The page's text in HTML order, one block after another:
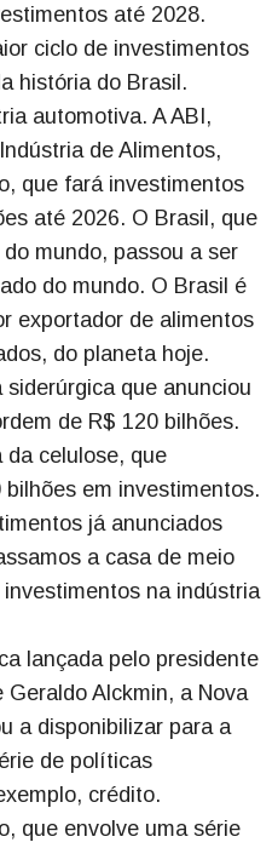
até 2028.
ciclo de investimentos
história do Brasil.
automotiva. A ABI,
de Alimentos,
que fará investimentos
até 2026. O Brasil, que
mundo, passou a ser
do mundo. O Brasil é
exportador de alimentos
do planeta hoje.
que anunciou
de R$ 120 bilhões.
da celulose, que
em investimentos.
já anunciados
a casa de meio
na indústria
lançada pelo presidente
Alckmin, a Nova
a disponibilizar para a
de políticas
crédito.
que envolve uma série